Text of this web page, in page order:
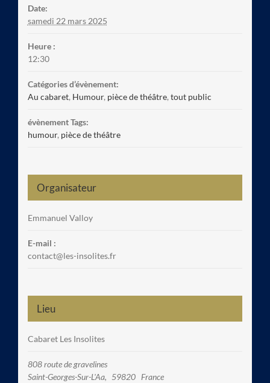
Date:
samedi 22 mars 2025
Heure :
12:30
Catégories d’évènement:
Au cabaret, Humour, pièce de théâtre, tout public
évènement Tags:
humour, pièce de théâtre
Organisateur
Emmanuel Valloy
E-mail :
contact@les-insolites.fr
Lieu
Cabaret Les Insolites
808 route de gravelines
Saint-Georges-Sur-L'Aa, 59820 France